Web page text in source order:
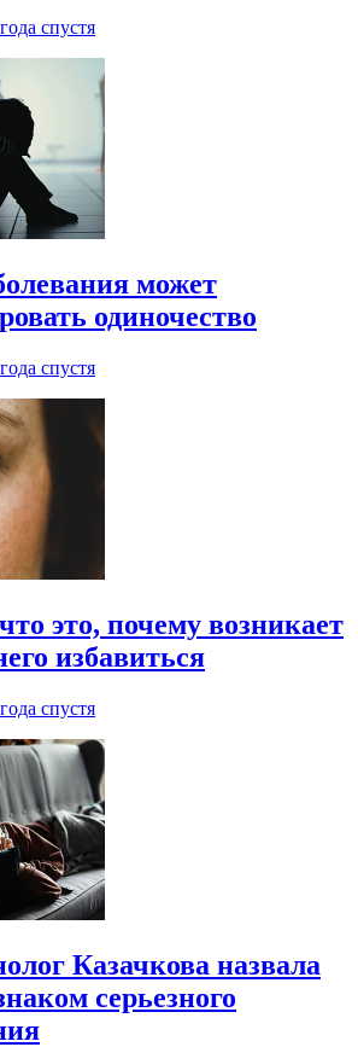
спустя
может
одиночество
спустя
это, почему возникает
избавиться
спустя
Казачкова назвала
серьезного